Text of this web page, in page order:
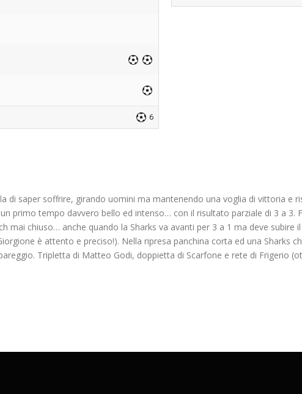
6
di saper soffrire, girando uomini ma mantenendo una voglia di vittoria
primo tempo davvero bello ed intenso… con il risultato parziale di 3 a 3.
mai chiuso… anche quando la Sharks va avanti per 3 a 1 ma deve
è attento e preciso!). Nella ripresa panchina corta ed una Sharks
Tripletta di Matteo Godi, doppietta di Scarfone e rete di Frigerio